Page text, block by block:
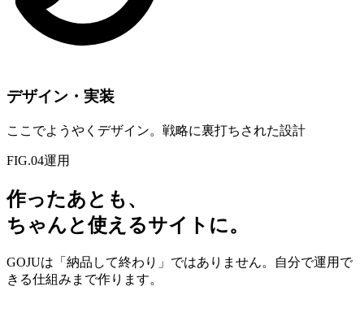
デザイン・実装
ここでようやくデザイン。戦略に裏打ちされた設計
FIG.04運用
作ったあとも、
ちゃんと使えるサイトに。
GOJUは「納品して終わり」ではありません。自分で運用で
きる仕組みまで作ります。